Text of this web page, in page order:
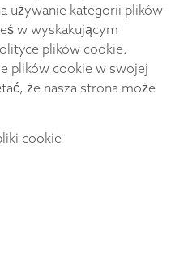
używanie kategorii plików
w wyskakującym
plików cookie.
plików cookie w swojej
że nasza strona może
cookie